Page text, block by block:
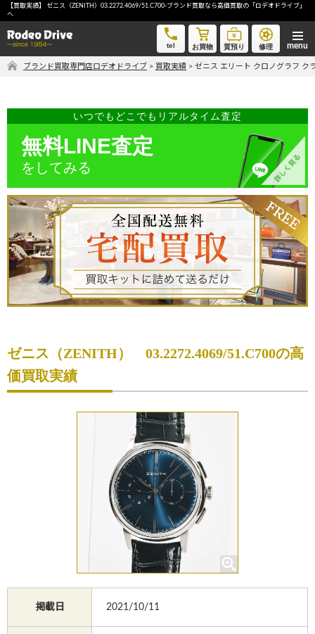
【買取実績】 ゼニス（ZENITH）03.2272.4069/51.C700-ブランド買取なら高価買取の「ロデオドライブ」
へ
tel お買物 質預り 修理
ゼニス エリート クロノグラフ クラシック 03.2272.4069/51.C700-ブランド買取なら高価買取の「ロデ
オドライブ」へ
無料LINE査定
ご自宅にいながら品物を売りたい方へ
宅配買取申込
手間なく安全に売りたい方へ
出張買取申込
買取サービスのご案内
買取ブランド
お買物
質預かり
修理
ブランド買取専門店ロデオドライブ > 買取実績 > ゼニス エリート クロノグラフ ク
いつでもどこでもリアルタイム査定
無料LINE査定
をしてみる
ゼニス（ZENITH） 03.2272.4069/51.C700の高
価買取実績
掲載日 2021/10/11